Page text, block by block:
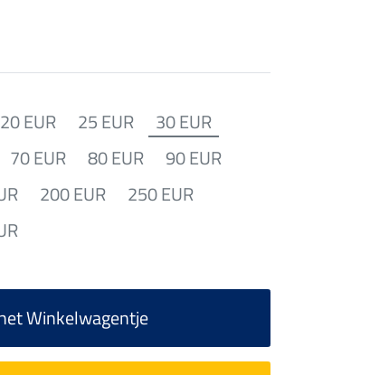
20 EUR 25 EUR
30 EUR
70 EUR 80 EUR
90 EUR
200 EUR
250 EUR
Winkelwagentje